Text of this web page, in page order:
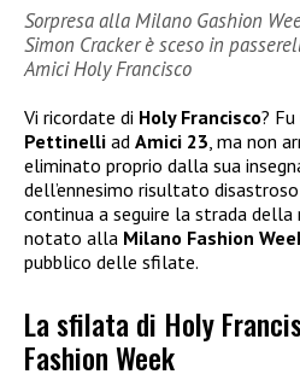
Sorpresa alla Milano Gashion
Simon Cracker è sceso in
Amici Holy Francisco
Vi ricordate di Holy Francisco?
Pettinelli ad Amici 23, ma non
eliminato proprio dalla sua
dell’ennesimo risultato
continua a seguire la strada della
notato alla Milano Fashion
pubblico delle sfilate.
La sfilata di Holy
Fashion Week